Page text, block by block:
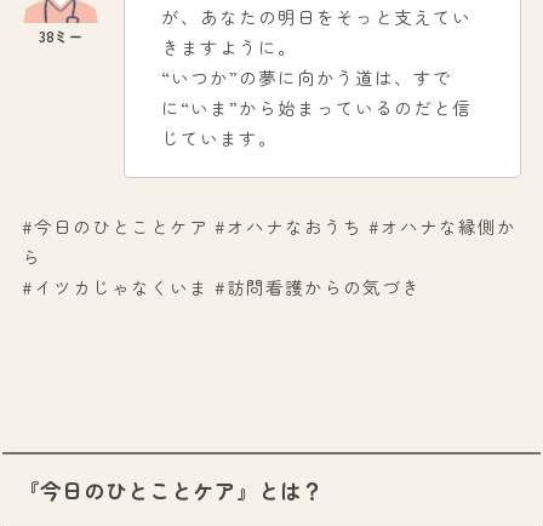
が、あなたの明日をそっと支えてい
きますように。
“いつか”の夢に向かう道は、すで
に“いま”から始まっているのだと信
じています。
#今日のひとことケア #オハナなおうち #オハナな縁側か
ら
#イツカじゃなくいま #訪問看護からの気づき
『今日のひとことケア』とは？